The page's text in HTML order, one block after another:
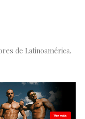
de Latinoamérica.